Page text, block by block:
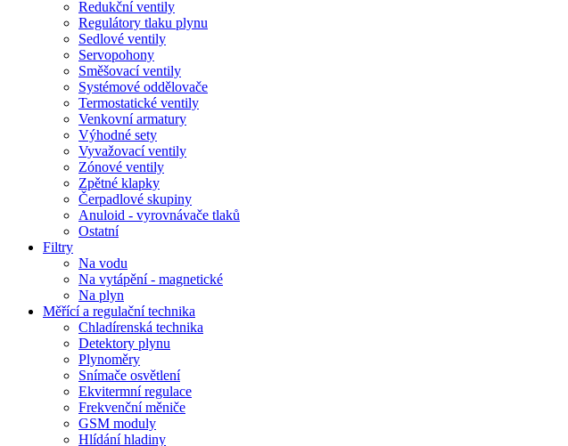
Redukční ventily
Regulátory tlaku plynu
Sedlové ventily
Servopohony
Směšovací ventily
Systémové oddělovače
Termostatické ventily
Venkovní armatury
Výhodné sety
Vyvažovací ventily
Zónové ventily
Zpětné klapky
Čerpadlové skupiny
Anuloid - vyrovnávače tlaků
Ostatní
Filtry
Na vodu
Na vytápění - magnetické
Na plyn
Měřící a regulační technika
Chladírenská technika
Detektory plynu
Plynoměry
Snímače osvětlení
Ekvitermní regulace
Frekvenční měniče
GSM moduly
Hlídání hladiny